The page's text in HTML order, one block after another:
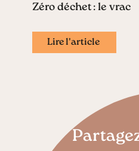
Zéro déchet : le vrac
Lire l'article